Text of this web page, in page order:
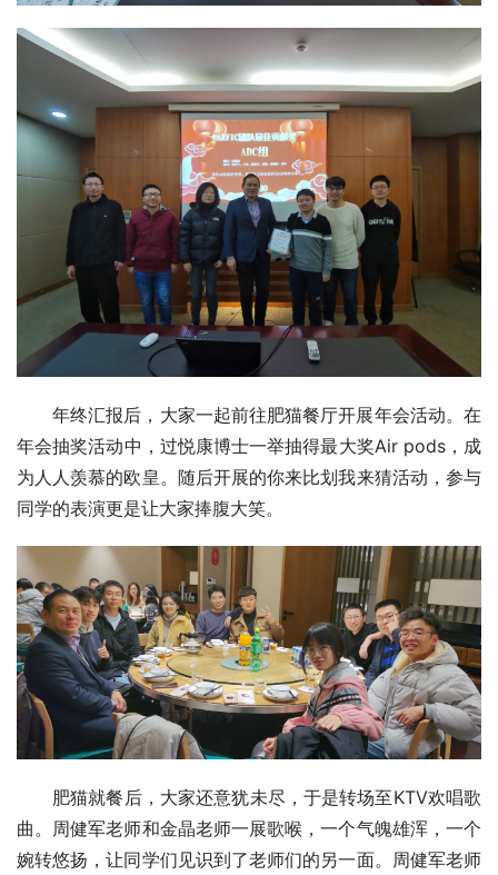
年终汇报后，大家一起前往肥猫餐厅开展年会活动。在
年会抽奖活动中，过悦康博士一举抽得最大奖Air pods，成
为人人羡慕的欧皇。随后开展的你来比划我来猜活动，参与
同学的表演更是让大家捧腹大笑。
肥猫就餐后，大家还意犹未尽，于是转场至KTV欢唱歌
曲。周健军老师和金晶老师一展歌喉，一个气魄雄浑，一个
婉转悠扬，让同学们见识到了老师们的另一面。周健军老师